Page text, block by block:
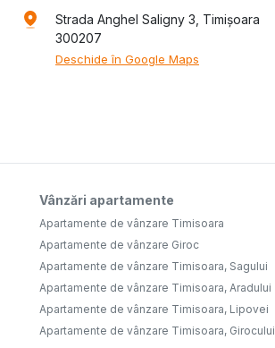
Strada Anghel Saligny 3, Timișoara
300207
Deschide în Google Maps
Vânzări apartamente
Apartamente de vânzare Timisoara
Apartamente de vânzare Giroc
Apartamente de vânzare Timisoara, Sagului
Apartamente de vânzare Timisoara, Aradului
Apartamente de vânzare Timisoara, Lipovei
Apartamente de vânzare Timisoara, Girocului